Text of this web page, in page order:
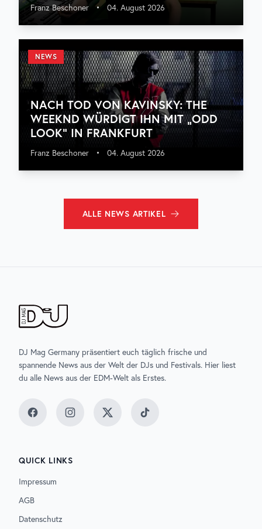
Franz Beschoner • 04. August 2026
NEWS
NACH TOD VON KAVINSKY: THE
WEEKND WÜRDIGT IHN MIT „ODD
LOOK“ IN FRANKFURT
Franz Beschoner • 04. August 2026
ALLE NEWS ARTIKEL
DJ Mag Germany präsentiert euch täglich frische und
spannende News aus der Welt der DJs und Festivals. Hier liest
du alle News aus der EDM-Welt als Erstes.
FacebookInstagramTwitter TikTok
QUICK LINKS
Impressum
AGB
Datenschutz